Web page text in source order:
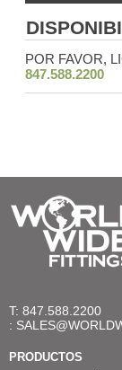
POR FAVOR,
847.588.2200
T: 847.588.2200
:
PRODUCTOS